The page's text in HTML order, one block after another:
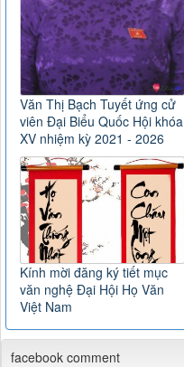
Văn Thị Bạch Tuyết ứng cử
viên Đại Biểu Quốc Hội khóa
XV nhiệm kỳ 2021 - 2026
Kính mời đăng ký tiết mục
văn nghệ Đại Hội Họ Văn
Việt Nam
facebook comment